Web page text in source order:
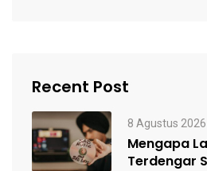
Recent Post
8 Agustus 2026
Mengapa
Terdengar